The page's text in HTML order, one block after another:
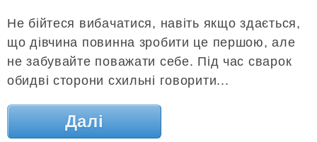
Не бійтеся вибачатися, навіть якщо здається,
що дівчина повинна зробити це першою, але
не забувайте поважати себе. Під час сварок
обидві сторони схильні говорити...
Далі